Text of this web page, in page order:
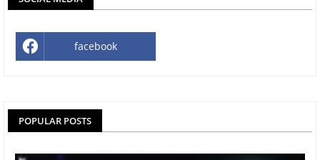
facebook
POPULAR POSTS